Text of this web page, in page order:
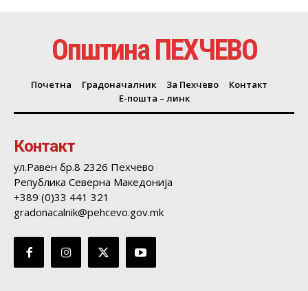
Општина ПЕХЧЕВО
Почетна Градоначалник За Пехчево
Контакт
Е-пошта – линк
Контакт
ул.Равен бр.8 2326 Пехчево
Република Северна Македонија
+389 (0)33 441 321
gradonacalnik@pehcevo.gov.mk